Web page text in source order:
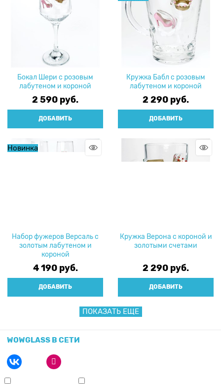
Бокал Шери с розовым
лабутеном и короной
2 590 руб.
ДОБАВИТЬ
Кружка Бабл с розовым
лабутеном и короной
2 290 руб.
ДОБАВИТЬ
Новинка
Набор фужеров Версаль с
золотым лабутеном и
короной
4 190 руб.
ДОБАВИТЬ
Кружка Верона с короной и
золотыми счетами
2 290 руб.
ДОБАВИТЬ
ПОКАЗАТЬ ЕЩЕ
WOWGLASS В СЕТИ